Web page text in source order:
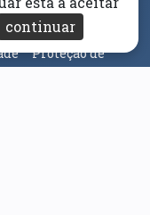
em nova janela)
Proteção de
continuar